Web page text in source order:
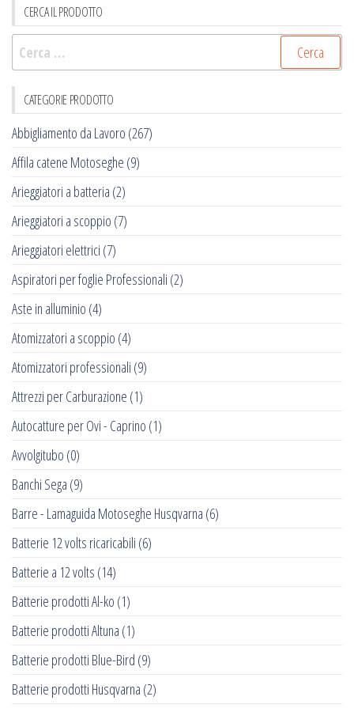
CERCA IL PRODOTTO
Ricerca
per:
CATEGORIE PRODOTTO
Abbigliamento da Lavoro (267)
Affila catene Motoseghe (9)
Arieggiatori a batteria (2)
Arieggiatori a scoppio (7)
Arieggiatori elettrici (7)
Aspiratori per foglie Professionali (2)
Aste in alluminio (4)
Atomizzatori a scoppio (4)
Atomizzatori professionali (9)
Attrezzi per Carburazione (1)
Autocatture per Ovi - Caprino (1)
Avvolgitubo (0)
Banchi Sega (9)
Barre - Lamaguida Motoseghe Husqvarna (6)
Batterie 12 volts ricaricabili (6)
Batterie a 12 volts (14)
Batterie prodotti Al-ko (1)
Batterie prodotti Altuna (1)
Batterie prodotti Blue-Bird (9)
Batterie prodotti Husqvarna (2)